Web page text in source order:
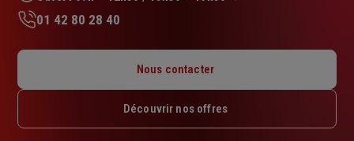
5
étoiles
Mardi : 09h – 12h30 / 13h30 – 17h30
Jeudi : 09h – 12h30 / 13h30 – 17h30
01 42 80 28 40
Nous contacter
Découvrir nos offres